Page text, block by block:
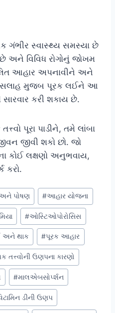
ગંભીર સ્વાસ્થ્ય સમસ્યા છે
અને વિવિધ રોગોનું જોખમ
આહાર અપનાવીને અને
સલાહ મુજબ પૂરક લઈને આ
કરી શકાય છે.
પૂરા પાડીને, તમે લાંબા
જીવી શકો છો. જો
કોઈ લક્ષણો અનુભવાય,
કરો.
પોષણ #આહાર યોજના
#ઓસ્ટિઓપોરોસિસ
અને થાક #પૂરક આહાર
તત્ત્વોની ઉણપના કારણો
#માલએબસોર્પ્શન
ડીની ઉણપ